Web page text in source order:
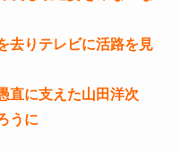
去りテレビに活路を見
直に支えた山田洋次
うに